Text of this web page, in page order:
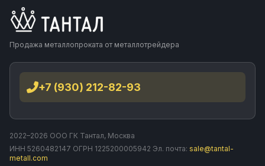
Продажа металлопроката от металлотрейдера
+7 (930) 212-82-93
2022–2026 ООО ГК Тантал, Москва
ИНН 5260482147 ОГРН 1225200005942 Эл. почта: sale@tantal-
metall.com